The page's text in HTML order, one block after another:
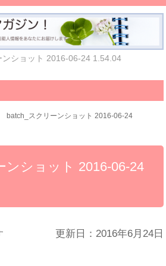
ンショット 2016-06-24 1.54.04
batch_スクリーンショット 2016-06-24
ンショット 2016-06-24
更新日：2016年6月24日